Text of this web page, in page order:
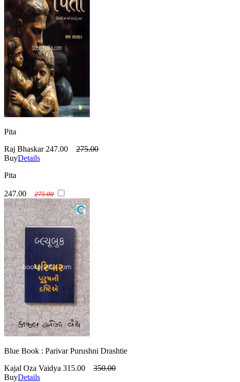
Pita
Raj Bhaskar 247.00
275.00
BuyDetails
Pita
247.00 275.00
Blue Book : Parivar Purushni Drashtie
Kajal Oza Vaidya 315.00
350.00
BuyDetails